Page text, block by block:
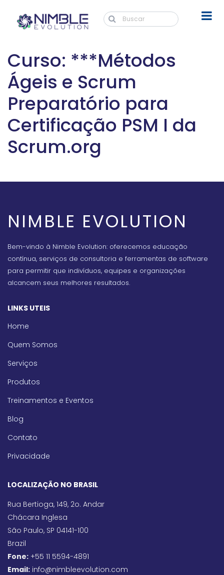
Curso: ***Métodos
Ágeis e Scrum
Preparatório para
Certificação PSM I da
Scrum.org
NIMBLE EVOLUTION
Bem-vindo à Nimble Evolution: oferecemos educação
contínua, serviços de consultoria e ferramentas de software
para permitir que indivíduos, equipes e organizações
alcancem seus melhores resultados.
LINKS UTEIS
Home
Quem Somos
Serviços
Produtos
Treinamentos e Eventos
Blog
Contato
Privacidade
LOCALIZAÇÃO NO BRASIL
Rua Bertioga, 149, 2o. Andar
Chácara Inglesa
São Paulo, SP 04141-100
Brazil
Fone: +55 11 5594-4891
Email: info@nimbleevolution.com